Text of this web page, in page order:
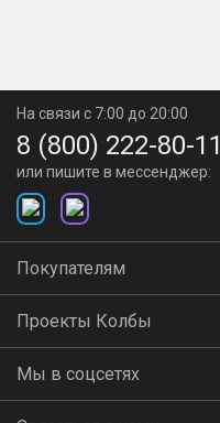
На связи с 7:00 до 20:00
8 (800) 222-80-11
или пишите в мессенджер:
Покупателям
Проекты Колбы
Мы в соцсетях